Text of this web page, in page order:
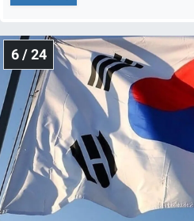
6 / 24